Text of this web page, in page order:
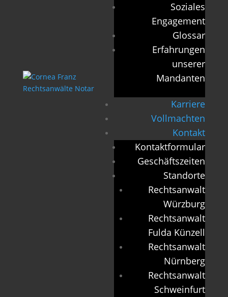
Soziales
Engagement
Glossar
Erfahrungen
unserer
Mandanten
Karriere
Vollmachten
Kontakt
Kontaktformular
Geschäftszeiten
Standorte
Rechtsanwalt
Würzburg
Rechtsanwalt
Fulda Künzell
Rechtsanwalt
Nürnberg
Rechtsanwalt
Schweinfurt